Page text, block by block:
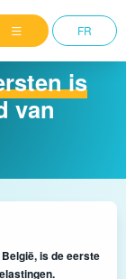
FR
is
van
is de eerste